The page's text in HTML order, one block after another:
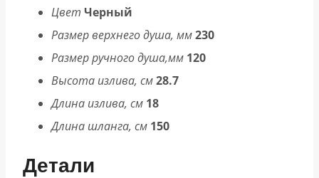
Цвет Черный
Размер верхнего душа, мм230
Размер ручного душа,мм 120
Высота излива, см28.7
Длина излива, см 18
Длина шланга, см 150
Детали